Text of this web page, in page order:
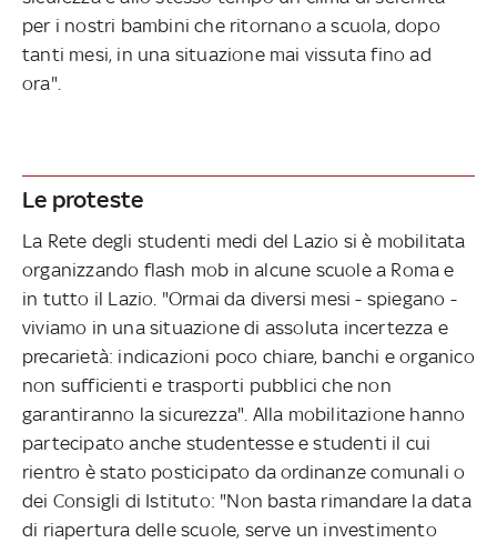
per i nostri bambini che ritornano a scuola, dopo
tanti mesi, in una situazione mai vissuta fino ad
ora".
Le proteste
La Rete degli studenti medi del Lazio si è mobilitata
organizzando flash mob in alcune scuole a Roma e
in tutto il Lazio. "Ormai da diversi mesi - spiegano -
viviamo in una situazione di assoluta incertezza e
precarietà: indicazioni poco chiare, banchi e organico
non sufficienti e trasporti pubblici che non
garantiranno la sicurezza". Alla mobilitazione hanno
partecipato anche studentesse e studenti il cui
rientro è stato posticipato da ordinanze comunali o
dei Consigli di Istituto: "Non basta rimandare la data
di riapertura delle scuole, serve un investimento